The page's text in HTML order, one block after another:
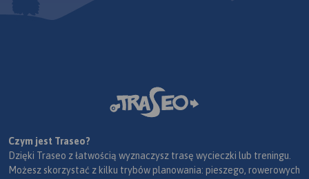
Czym jest Traseo?
Dzięki Traseo z łatwością wyznaczysz trasę wycieczki lub treningu.
Możesz skorzystać z kilku trybów planowania: pieszego, rowerowych